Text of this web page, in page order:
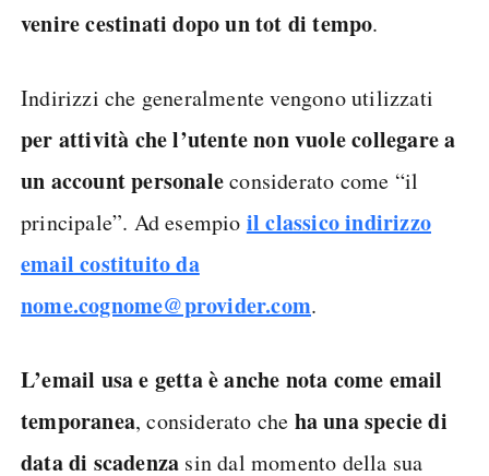
venire cestinati dopo un tot di tempo.
Indirizzi che generalmente vengono utilizzati
per attività che l’utente non vuole collegare a
un account personaleconsiderato come “il
principale”. Ad esempio il classico indirizzo
email costituito da
nome.cognome@provider.com.
L’email usa e getta è anche nota come email
temporanea, considerato che ha una specie di
data di scadenza sin dal momento della sua